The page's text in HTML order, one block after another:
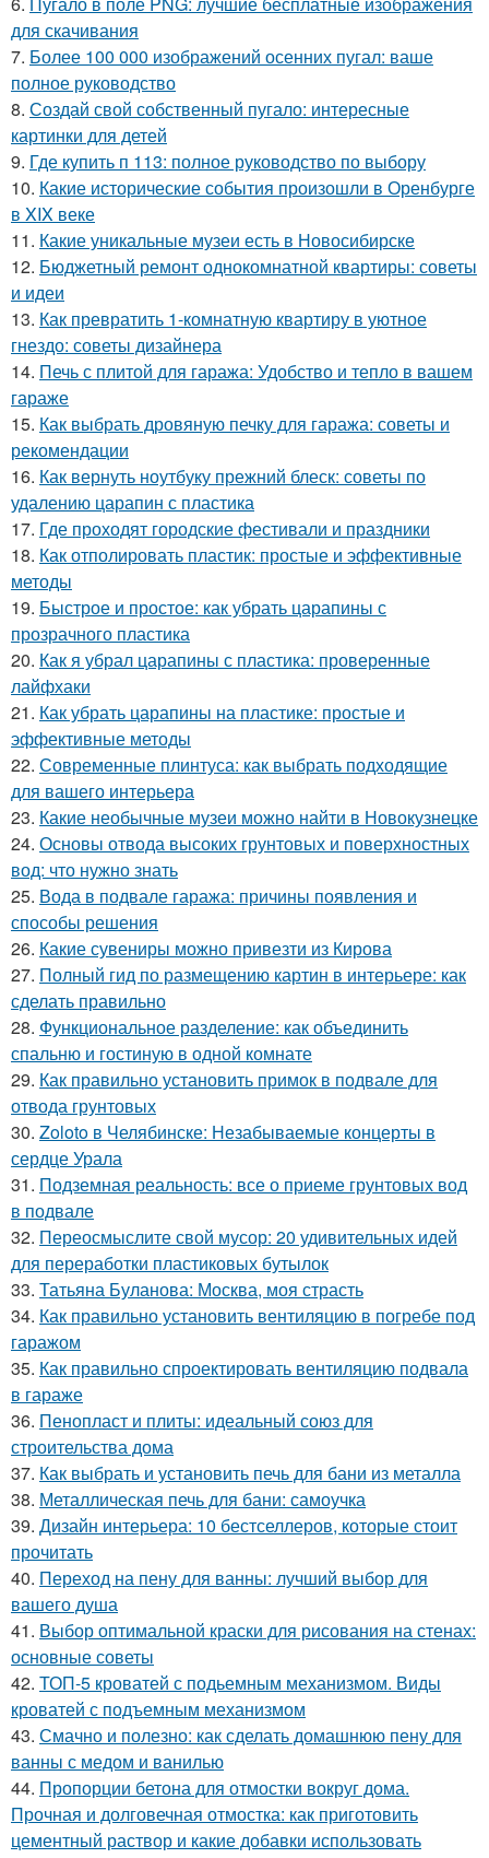
для скачивания
7. Более 100 000 изображений осенних пугал: ваше
полное руководство
8. Создай свой собственный пугало: интересные
картинки для детей
9. Где купить п 113: полное руководство по выбору
10. Какие исторические события произошли в Оренбурге
в XIX веке
11. Какие уникальные музеи есть в Новосибирске
12. Бюджетный ремонт однокомнатной квартиры: советы
и идеи
13. Как превратить 1-комнатную квартиру в уютное
гнездо: советы дизайнера
14. Печь с плитой для гаража: Удобство и тепло в вашем
гараже
15. Как выбрать дровяную печку для гаража: советы и
рекомендации
16. Как вернуть ноутбуку прежний блеск: советы по
удалению царапин с пластика
17. Где проходят городские фестивали и праздники
18. Как отполировать пластик: простые и эффективные
методы
19. Быстрое и простое: как убрать царапины с
прозрачного пластика
20. Как я убрал царапины с пластика: проверенные
лайфхаки
21. Как убрать царапины на пластике: простые и
эффективные методы
22. Современные плинтуса: как выбрать подходящие
для вашего интерьера
23. Какие необычные музеи можно найти в Новокузнецке
24. Основы отвода высоких грунтовых и поверхностных
вод: что нужно знать
25. Вода в подвале гаража: причины появления и
способы решения
26. Какие сувениры можно привезти из Кирова
27. Полный гид по размещению картин в интерьере: как
сделать правильно
28. Функциональное разделение: как объединить
спальню и гостиную в одной комнате
29. Как правильно установить примок в подвале для
отвода грунтовых
30. Zoloto в Челябинске: Незабываемые концерты в
сердце Урала
31. Подземная реальность: все о приеме грунтовых вод
в подвале
32. Переосмыслите свой мусор: 20 удивительных идей
для переработки пластиковых бутылок
33. Татьяна Буланова: Москва, моя страсть
34. Как правильно установить вентиляцию в погребе под
гаражом
35. Как правильно спроектировать вентиляцию подвала
в гараже
36. Пенопласт и плиты: идеальный союз для
строительства дома
37. Как выбрать и установить печь для бани из металла
38. Металлическая печь для бани: самоучка
39. Дизайн интерьера: 10 бестселлеров, которые стоит
прочитать
40. Переход на пену для ванны: лучший выбор для
вашего душа
41. Выбор оптимальной краски для рисования на стенах:
основные советы
42. ТОП-5 кроватей с подьемным механизмом. Виды
кроватей с подъемным механизмом
43. Смачно и полезно: как сделать домашнюю пену для
ванны с медом и ванилью
44. Пропорции бетона для отмостки вокруг дома.
Прочная и долговечная отмостка: как приготовить
цементный раствор и какие добавки использовать